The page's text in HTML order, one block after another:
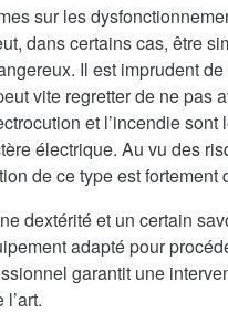
sur les
dans certains cas, être
Il est imprudent
vite regretter de ne pas
et l’incendie
électrique. Au vu des
de ce type est fortement
dextérité et un certain
adapté pour
garantit une